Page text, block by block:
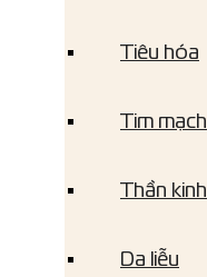
Tiêu hóa
Tim mạch
Thần kinh
Da liễu